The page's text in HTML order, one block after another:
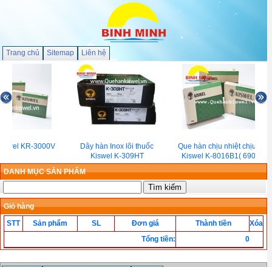
Trang chủ Sitemap Liên hệ
KR-3000V
Dây hàn Inox lõi thuốc
Kiswel K-309HT
Que hàn chịu nhiệt chịu lực
Kiswel K-8016B1( 690℃)
DANH MỤC SẢN PHẨM
Giỏ hàng
STT
Sản phẩm SL Đơn giá Thành tiền
Xóa
Tổng tiền: 0